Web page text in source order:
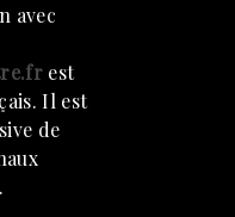
avec
est
Il est
de